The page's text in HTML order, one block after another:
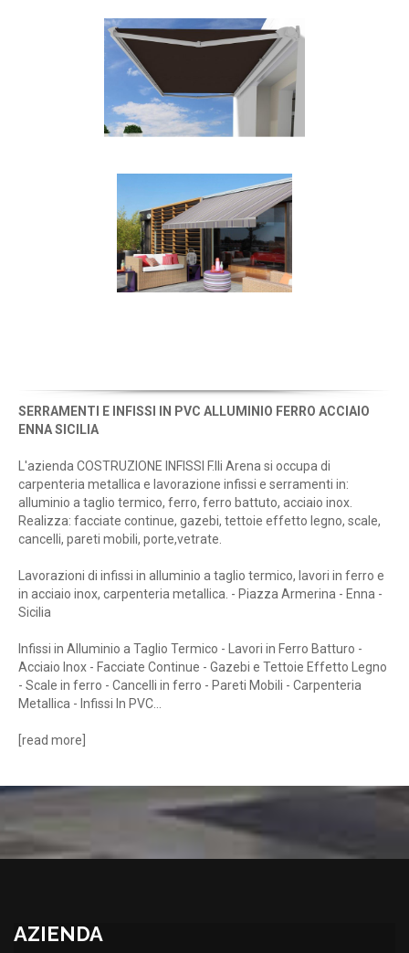
SERRAMENTI E INFISSI IN PVC ALLUMINIO FERRO ACCIAIO
ENNA SICILIA
L'azienda COSTRUZIONE INFISSI F.lli Arena si occupa di
carpenteria metallica e lavorazione infissi e serramenti in:
alluminio a taglio termico, ferro, ferro battuto, acciaio inox.
Realizza: facciate continue, gazebi, tettoie effetto legno, scale,
cancelli, pareti mobili, porte,vetrate.
Lavorazioni di infissi in alluminio a taglio termico, lavori in ferro e
in acciaio inox, carpenteria metallica. - Piazza Armerina - Enna -
Sicilia
Infissi in Alluminio a Taglio Termico - Lavori in Ferro Batturo -
Acciaio Inox - Facciate Continue - Gazebi e Tettoie Effetto Legno
- Scale in ferro - Cancelli in ferro - Pareti Mobili - Carpenteria
Metallica - Infissi In PVC...
read more
AZIENDA